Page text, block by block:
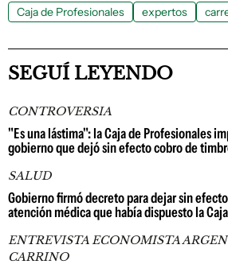
Caja de Profesionales expertos
SEGUÍ LEYENDO
CONTROVERSIA
"Es una lástima": la Caja de Profesionales
gobierno que dejó sin efecto cobro de
SALUD
Gobierno firmó decreto para dejar sin
atención médica que había dispuesto la
ENTREVISTA ECONOMISTA
CARRINO